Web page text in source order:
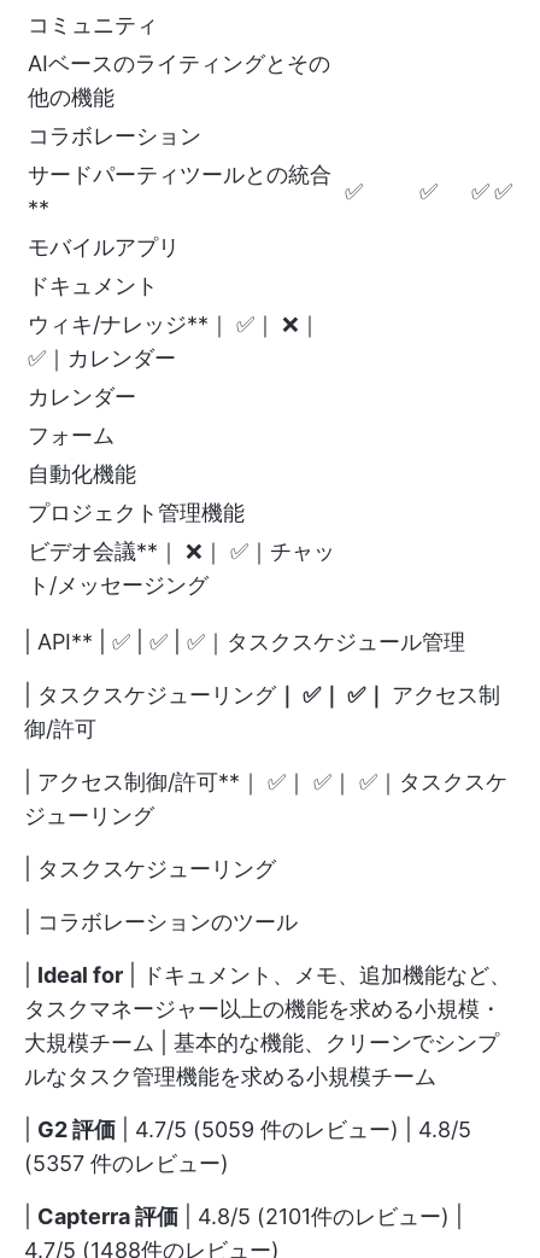
コミュニティ
AIベースのライティングとその
他の機能
コラボレーション
サードパーティツールとの統合
**
✅ ✅ ✅✅
モバイルアプリ
ドキュメント
ウィキ/ナレッジ**｜ ✅｜ ❌｜
✅｜カレンダー
カレンダー
フォーム
自動化機能
プロジェクト管理機能
ビデオ会議**｜ ❌｜ ✅｜チャッ
ト/メッセージング
| API** | ✅ | ✅ | ✅｜タスクスケジュール管理
| タスクスケジューリング｜ ✅｜ ✅｜ アクセス制
御/許可
| アクセス制御/許可**｜ ✅｜ ✅｜ ✅｜タスクスケ
ジューリング
| タスクスケジューリング
| コラボレーションのツール
Ideal for | ドキュメント、メモ、追加機能など、
タスクマネージャー以上の機能を求める小規模・
大規模チーム | 基本的な機能、クリーンでシンプ
ルなタスク管理機能を求める小規模チーム
G2 評価 | 4.7/5 (5059 件のレビュー) | 4.8/5
(5357 件のレビュー)
Capterra 評価 | 4.8/5 (2101件のレビュー) |
4.7/5 (1488件のレビュー)